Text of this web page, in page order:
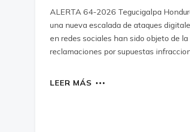
ALERTA 64-2026 Tegucigalpa
una nueva escalada de ataques
en redes sociales han sido objeto de
reclamaciones por supuestas
LEER MÁS